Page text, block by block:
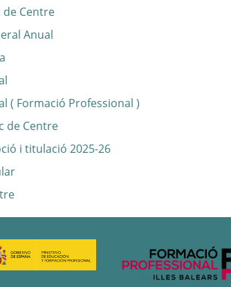
de Centre
Anual
( Formació Professional )
de Centre
i titulació 2025-26